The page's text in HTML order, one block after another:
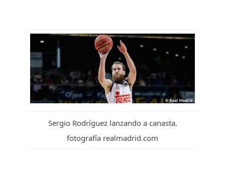
Sergio Rodríguez lanzando a canasta.
fotografía realmadrid.com